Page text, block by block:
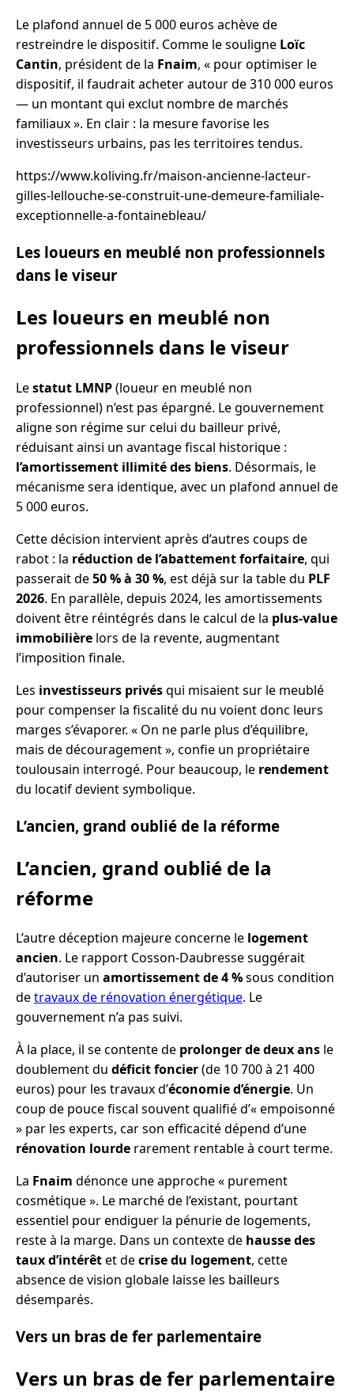
Le plafond annuel de 5 000 euros achève de
restreindre le dispositif. Comme le souligne Loïc
Cantin, président de la Fnaim, « pour optimiser le
dispositif, il faudrait acheter autour de 310 000 euros
— un montant qui exclut nombre de marchés
familiaux ». En clair : la mesure favorise les
investisseurs urbains, pas les territoires tendus.
https://www.koliving.fr/maison-ancienne-lacteur-
gilles-lellouche-se-construit-une-demeure-familiale-
exceptionnelle-a-fontainebleau/
Les loueurs en meublé non professionnels
dans le viseur
Les loueurs en meublé non
professionnels dans le viseur
Lestatut LMNP(loueur en meublé non
professionnel) n’est pas épargné. Le gouvernement
aligne son régime sur celui du bailleur privé,
réduisant ainsi un avantage fiscal historique :
l’amortissement illimité des biens. Désormais, le
mécanisme sera identique, avec un plafond annuel de
5 000 euros.
Cette décision intervient après d’autres coups de
rabot : la réduction de l’abattement forfaitaire, qui
passerait de50 % à 30 %, est déjà sur la table du PLF
2026. En parallèle, depuis 2024, les amortissements
doivent être réintégrés dans le calcul de la plus-value
immobilière lors de la revente, augmentant
l’imposition finale.
Les investisseurs privésqui misaient sur le meublé
pour compenser la fiscalité du nu voient donc leurs
marges s’évaporer. « On ne parle plus d’équilibre,
mais de découragement », confie un propriétaire
toulousain interrogé. Pour beaucoup, le rendement
du locatif devient symbolique.
L’ancien, grand oublié de la réforme
L’ancien, grand oublié de la
réforme
L’autre déception majeure concerne le logement
ancien. Le rapport Cosson-Daubresse suggérait
d’autoriser un amortissement de 4 %sous condition
detravaux de rénovation énergétique. Le
gouvernement n’a pas suivi.
À la place, il se contente de prolonger de deux ans le
doublement du déficit foncier(de 10 700 à 21 400
euros) pour les travaux d’économie d’énergie. Un
coup de pouce fiscal souvent qualifié d’« empoisonné
» par les experts, car son efficacité dépend d’une
rénovation lourde rarement rentable à court terme.
La Fnaim dénonce une approche « purement
cosmétique ». Le marché de l’existant, pourtant
essentiel pour endiguer la pénurie de logements,
reste à la marge. Dans un contexte de hausse des
taux d’intérêtet decrise du logement, cette
absence de vision globale laisse les bailleurs
désemparés.
Vers un bras de fer parlementaire
Vers un bras de fer parlementaire